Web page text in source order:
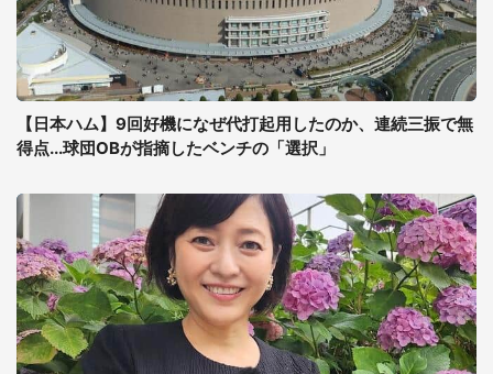
【日本ハム】9回好機になぜ代打起用したのか、連続三振で無
得点...球団OBが指摘したベンチの「選択」